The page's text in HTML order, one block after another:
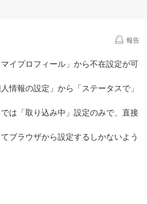
報告
イプロフィール」から不在設定が可
情報の設定」から「ステータスで」
は「取り込み中」設定のみで、直接
ブラウザから設定するしかないよう